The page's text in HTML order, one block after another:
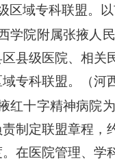
区域专科联盟。
西学院附属张掖人
县级医院、相关
专科联盟。（河
掖红十字精神病院
制定联盟章程，
在医院管理、学